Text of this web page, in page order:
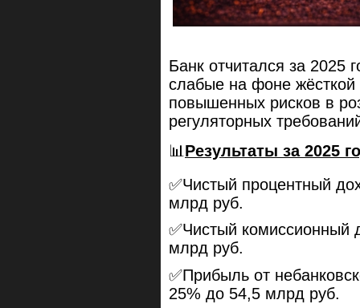
Банк отчитался за 2025
слабые на фоне жёсткой
повышенных рисков в
регуляторных
📊 Результаты за 2025
✅Чистый процентный
млрд руб.
✅Чистый
млрд руб.
✅Прибыль от
25% до 54,5 млрд руб.